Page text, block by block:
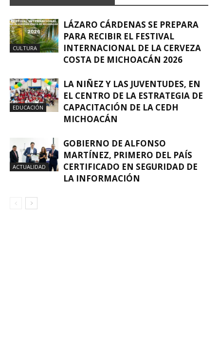
CULTURA
LÁZARO CÁRDENAS SE PREPARA
PARA RECIBIR EL FESTIVAL
INTERNACIONAL DE LA CERVEZA
COSTA DE MICHOACÁN 2026
EDUCACIÓN
LA NIÑEZ Y LAS JUVENTUDES, EN
EL CENTRO DE LA ESTRATEGIA DE
CAPACITACIÓN DE LA CEDH
MICHOACÁN
ACTUALIDAD
GOBIERNO DE ALFONSO
MARTÍNEZ, PRIMERO DEL PAÍS
CERTIFICADO EN SEGURIDAD DE
LA INFORMACIÓN